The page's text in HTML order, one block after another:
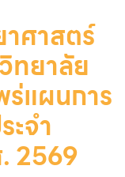
ศาสตร์
ทยาลัย
ร่แผนการ
จำ
2569